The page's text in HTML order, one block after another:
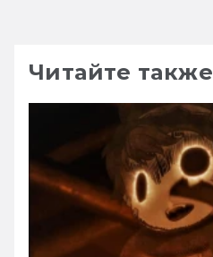
Читайте также